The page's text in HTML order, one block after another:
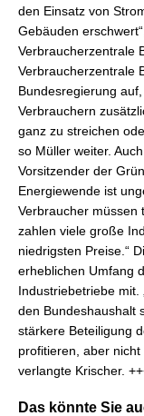
den Einsatz von
Gebäuden
Verbraucherzentrale
Verbraucherzentrale
Bundesregierung
Verbrauchern
ganz zu streichen
so Müller weiter.
Vorsitzender der
Energiewende ist
Verbraucher müssen
zahlen viele große
niedrigsten Preise.“
erheblichen Umfang
Industriebetriebe mit.
den Bundeshaushalt
stärkere Beteiligung
profitieren, aber nicht
verlangte Krischer.
Das könnte Sie